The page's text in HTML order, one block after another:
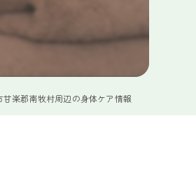
れ
楽郡南牧村周辺の身体ケア情報